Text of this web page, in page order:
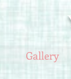
Gallery